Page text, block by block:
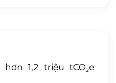
1,2 triệu tCO₂e